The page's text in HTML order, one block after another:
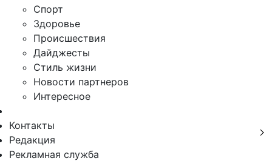
Спорт
Здоровье
Происшествия
Дайджесты
Стиль жизни
Новости партнеров
Интересное
Контакты
Редакция
Рекламная служба